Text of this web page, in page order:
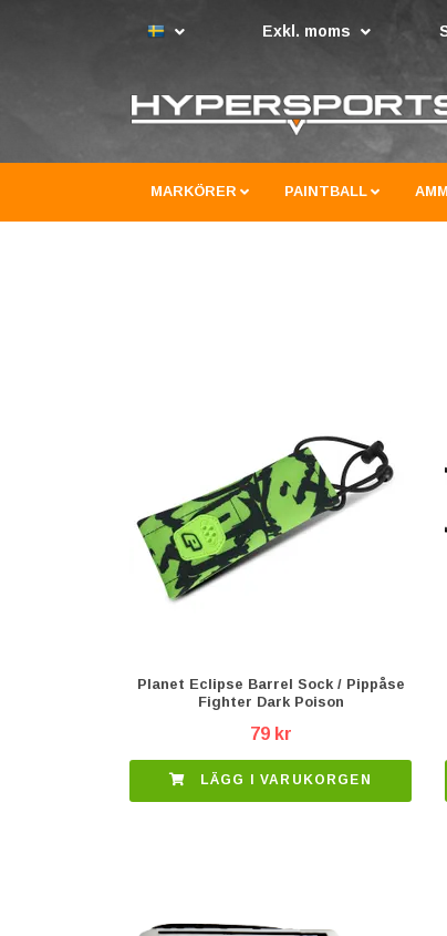
Exkl. moms
MARKÖRER PAINTBALL
Planet Eclipse Barrel Sock / Pippåse
Fighter Dark Poison
79 kr
LÄGG I VARUKORGEN